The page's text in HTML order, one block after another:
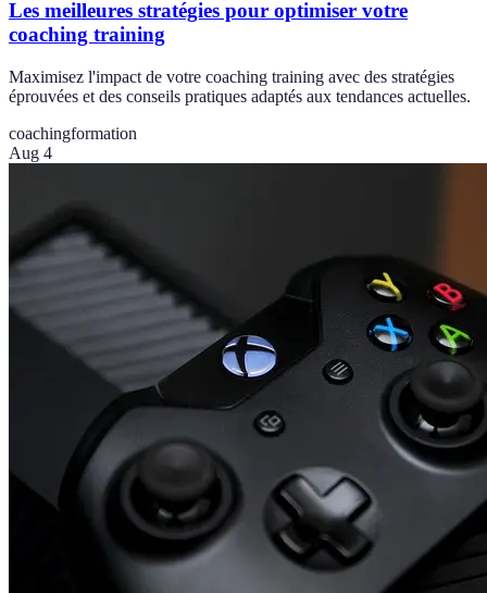
Les meilleures stratégies pour optimiser votre
coaching training
Maximisez l'impact de votre coaching training avec des stratégies
éprouvées et des conseils pratiques adaptés aux tendances actuelles.
coachingformation
Aug 4